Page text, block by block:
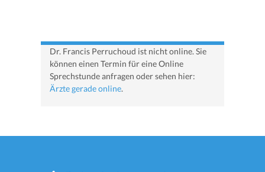
Dr. Francis Perruchoud ist nicht online. Sie
können einen Termin für eine Online
Sprechstunde anfragen oder sehen hier:
Ärzte gerade online.